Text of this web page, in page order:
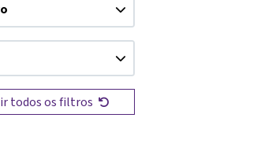
todos os filtros